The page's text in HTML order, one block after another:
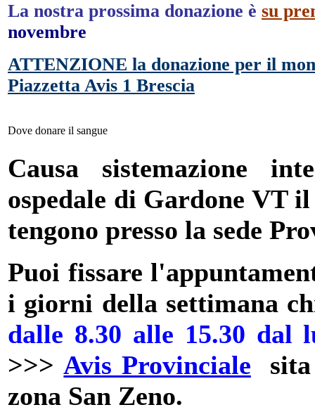
La nostra prossima donazione è su
novembre
ATTENZIONE la donazione per il
Piazzetta Avis 1 Brescia
Dove donare il sangue
Causa sistemazione
ospedale di Gardone VT
tengono presso la sede
Puoi fissare
i giorni della settimana
dalle 8.30 alle 15.30 dal
>>>Avis Provinciale sita
zona San Zeno.